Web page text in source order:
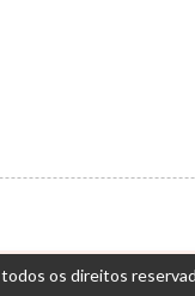
todos os direitos